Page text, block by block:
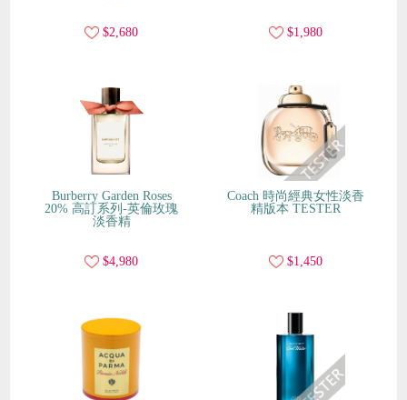
$2,680 $1,980
Burberry Garden Roses
20% 高訂系列-英倫玫瑰
淡香精
$4,980
Coach 時尚經典女性淡香
精版本 TESTER
$1,450